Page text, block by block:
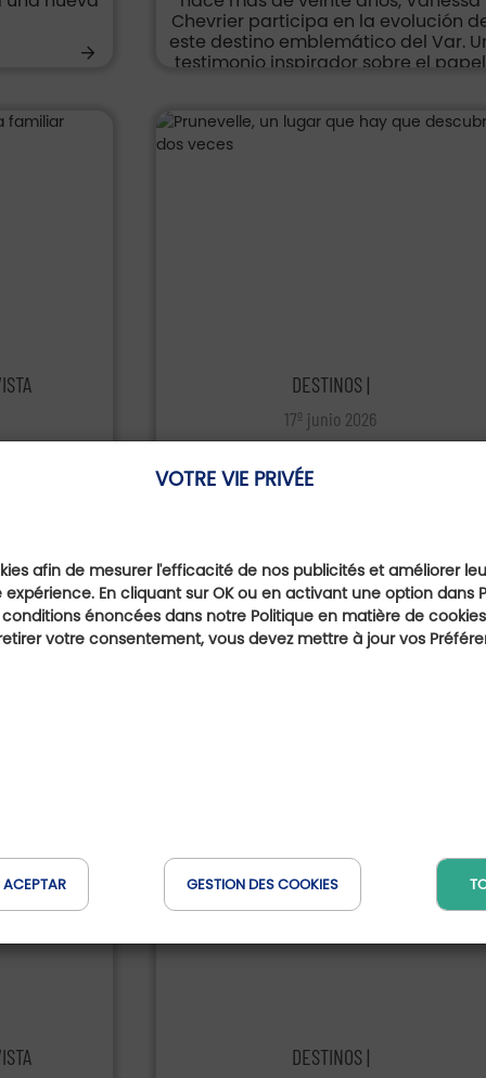
VOTRE VIE PRIVÉE
afin de mesurer l'efficacité de nos publicités et améliorer
En cliquant sur OK ou en activant une option dans
énoncées dans notre Politique en matière de
votre consentement, vous devez mettre à jour vos
GESTION DES COOKIES
Chevrier participa en la evolución
este destino emblemático del Var.
testimonio inspirador sobre el papel
DESTINOS |
17º junio 2026
hay que descubrir dos
departamento de Doubs, es el
destino ideal para todos aquellos
que quieran descubrir un campo de
alto nivel y, al mismo tiempo, tener
seguridad de pasarlo bien.
DESTINOS |